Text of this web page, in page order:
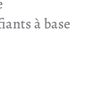
à base